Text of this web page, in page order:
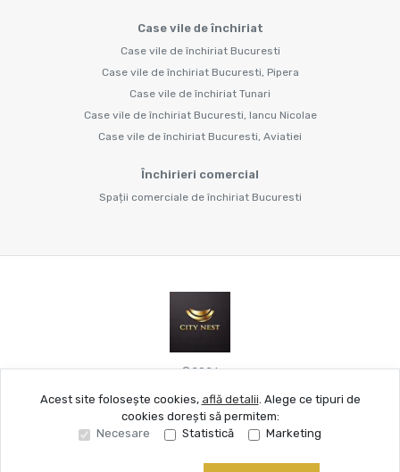
Case vile de închiriat
Case vile de închiriat Bucuresti
Case vile de închiriat Bucuresti, Pipera
Case vile de închiriat Tunari
Case vile de închiriat Bucuresti, Iancu Nicolae
Case vile de închiriat Bucuresti, Aviatiei
Închirieri comercial
Spații comerciale de închiriat Bucuresti
©2026
Site creat în
Acest site folosește cookies, află detalii. Alege ce tipuri de
cookies dorești să permitem:
Necesare
Statistică Marketing